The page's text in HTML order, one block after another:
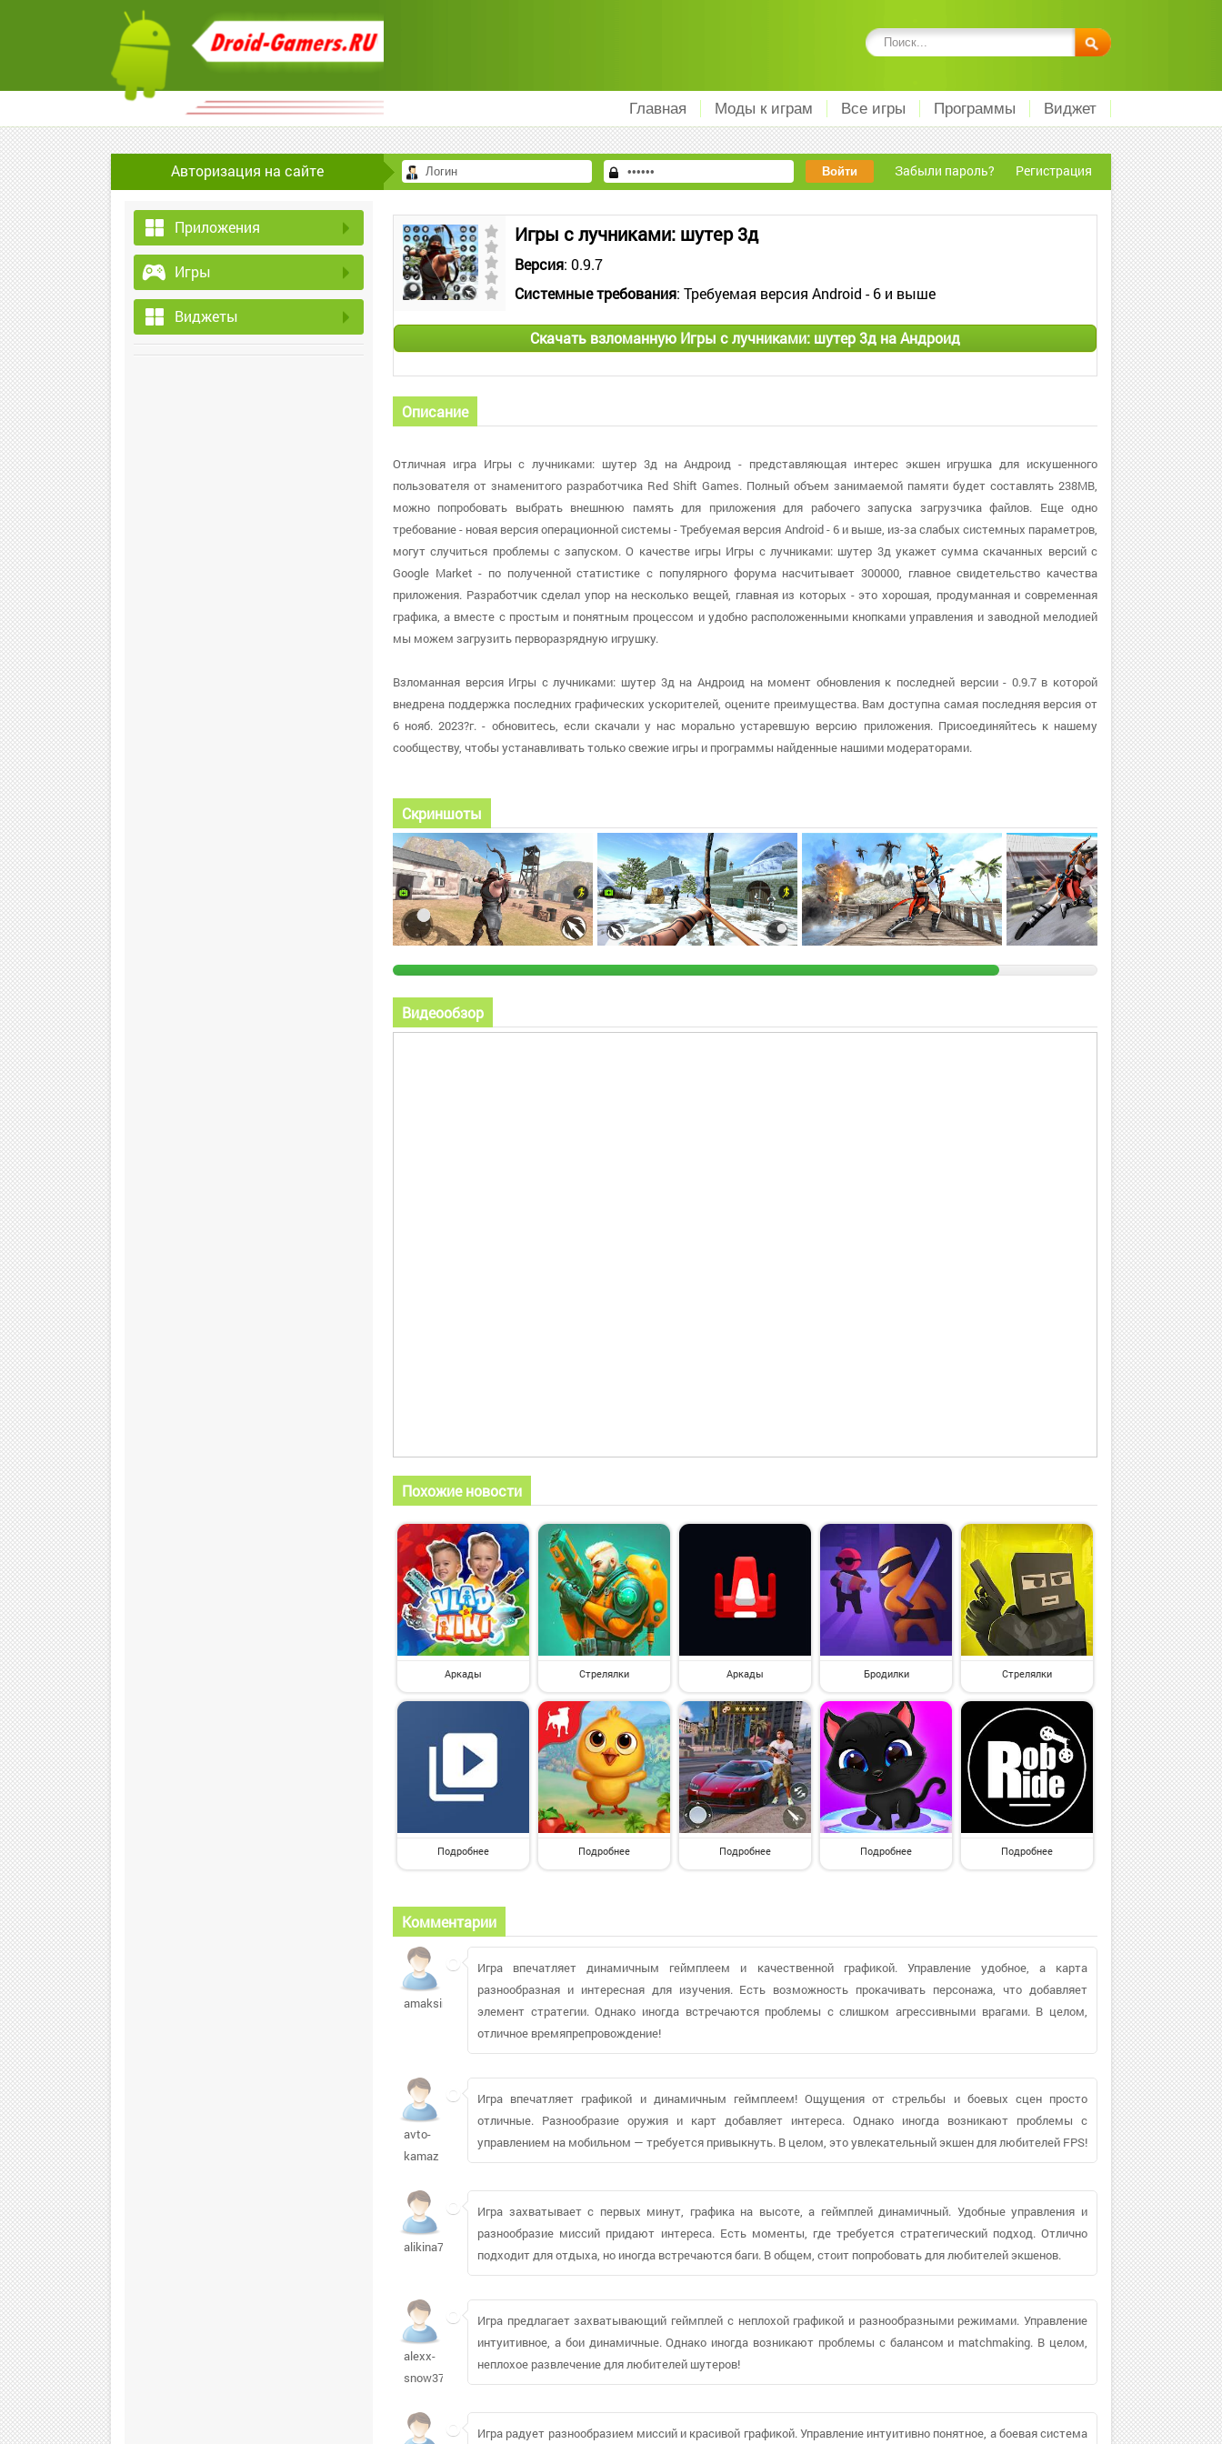
Главная Моды к играм Все игры Программы Виджет
Авторизация на сайте Забыли пароль? Регистрация
Приложения
Игры
Виджеты
Игры с лучниками: шутер 3д
Версия: 0.9.7
Системные требования: Требуемая версия Android - 6 и выше
Скачать взломанную Игры с лучниками: шутер 3д на Андроид
Описание
Отличная игра Игры с лучниками: шутер 3д на Андроид - представляющая интерес экшен игрушка для искушенного
пользователя от знаменитого разработчика Red Shift Games. Полный объем занимаемой памяти будет составлять 238MB,
можно попробовать выбрать внешнюю память для приложения для рабочего запуска загрузчика файлов. Еще одно
требование - новая версия операционной системы - Требуемая версия Android - 6 и выше, из-за слабых системных параметров,
могут случиться проблемы с запуском. О качестве игры Игры с лучниками: шутер 3д укажет сумма скачанных версий с
Google Market - по полученной статистике с популярного форума насчитывает 300000, главное свидетельство качества
приложения. Разработчик сделал упор на несколько вещей, главная из которых - это хорошая, продуманная и современная
графика, а вместе с простым и понятным процессом и удобно расположенными кнопками управления и заводной мелодией
мы можем загрузить перворазрядную игрушку.
Взломанная версия Игры с лучниками: шутер 3д на Андроид на момент обновления к последней версии - 0.9.7 в которой
внедрена поддержка последних графических ускорителей, оцените преимущества. Вам доступна самая последняя версия от
6 нояб. 2023?г. - обновитесь, если скачали у нас морально устаревшую версию приложения. Присоединяйтесь к нашему
сообществу, чтобы устанавливать только свежие игры и программы найденные нашими модераторами.
Скриншоты
Видеообзор
Похожие новости
Аркады Стрелялки Аркады Бродилки Стрелялки
Подробнее Подробнее Подробнее Подробнее Подробнее
Комментарии
amaksim957
Игра впечатляет динамичным геймплеем и качественной графикой. Управление удобное, а карта
разнообразная и интересная для изучения. Есть возможность прокачивать персонажа, что добавляет
элемент стратегии. Однако иногда встречаются проблемы с слишком агрессивными врагами. В целом,
отличное времяпрепровождение!
avto-
kamaz
Игра впечатляет графикой и динамичным геймплеем! Ощущения от стрельбы и боевых сцен просто
отличные. Разнообразие оружия и карт добавляет интереса. Однако иногда возникают проблемы с
управлением на мобильном — требуется привыкнуть. В целом, это увлекательный экшен для любителей FPS!
alikina78368
Игра захватывает с первых минут, графика на высоте, а геймплей динамичный. Удобные управления и
разнообразие миссий придают интереса. Есть моменты, где требуется стратегический подход. Отлично
подходит для отдыха, но иногда встречаются баги. В общем, стоит попробовать для любителей экшенов.
alexx-
snow376
Игра предлагает захватывающий геймплей с неплохой графикой и разнообразными режимами. Управление
интуитивное, а бои динамичные. Однако иногда возникают проблемы с балансом и matchmaking. В целом,
неплохое развлечение для любителей шутеров!
Игра радует разнообразием миссий и красивой графикой. Управление интуитивно понятное, а боевая система